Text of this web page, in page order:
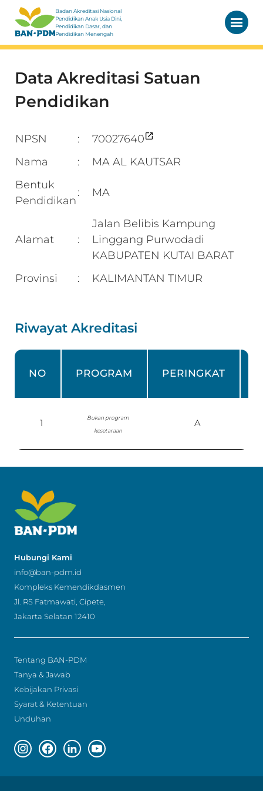
Badan Akreditasi Nasional
Pendidikan Anak Usia Dini,
Pendidikan Dasar, dan
Pendidikan Menengah
Data Akreditasi Satuan
Pendidikan
NPSN :
70027640
Nama
:
MA AL KAUTSAR
Bentuk
Pendidikan
: MA
Alamat :
Jalan Belibis Kampung
Linggang Purwodadi
KABUPATEN KUTAI BARAT
Provinsi
: KALIMANTAN TIMUR
Riwayat Akreditasi
NO PROGRAM PERINGKAT
1
Bukan program
kesetaraan
A
Hubungi Kami
info@ban-pdm.id
Kompleks Kemendikdasmen
Jl. RS Fatmawati, Cipete,
Jakarta Selatan 12410
Tentang BAN-PDM
Tanya & Jawab
Kebijakan Privasi
Syarat & Ketentuan
Unduhan